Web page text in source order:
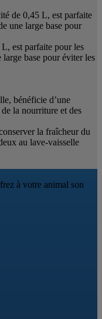
de 0,45 L, est parfaite
une large base pour
est parfaite pour les
large base pour éviter les
bénéficie d’une
la nourriture et des
la fraîcheur du
au lave-vaisselle
à votre animal son